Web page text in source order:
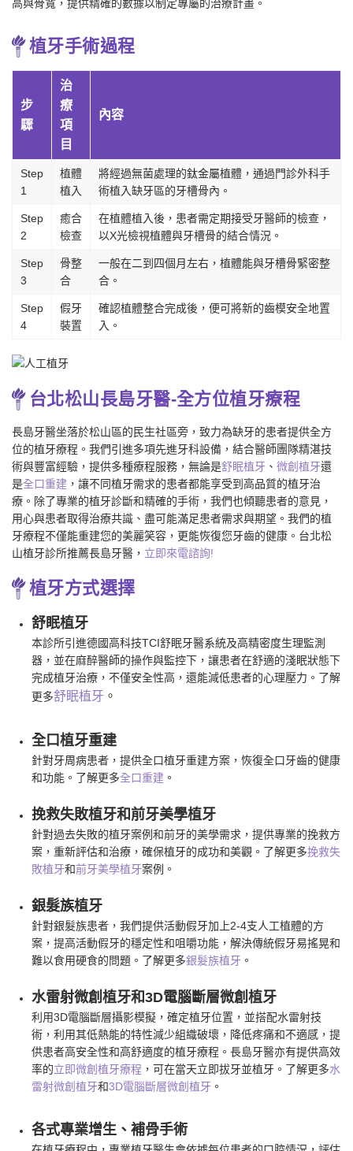
高與骨寬，提供精確的數據以制定專屬的治療計畫。
植牙手術過程
步
驟
治
療
項
目
內容
Step
1
植體
植入
將經過無菌處理的鈦金屬植體，通過門診外科手
術植入缺牙區的牙槽骨內。
Step
2
癒合
檢查
在植體植入後，患者需定期接受牙醫師的檢查，
以X光檢視植體與牙槽骨的結合情況。
Step
3
骨整
合
一般在二到四個月左右，植體能與牙槽骨緊密整
合。
Step
4
假牙
裝置
確認植體整合完成後，便可將新的齒模安全地置
入。
台北松山長島牙醫-全方位植牙療程
長島牙醫坐落於松山區的民生社區旁，致力為缺牙的患者提供全方
位的植牙療程。我們引進多項先進牙科設備，結合醫師團隊精湛技
術與豐富經驗，提供多種療程服務，無論是舒眠植牙 、 微創植牙還
是全口重建 ，讓不同植牙需求的患者都能享受到高品質的植牙治
療。除了專業的植牙診斷和精確的手術，我們也傾聽患者的意見，
用心與患者取得治療共識、盡可能滿足患者需求與期望。我們的植
牙療程不僅能重建您的美麗笑容，更能恢復您牙齒的健康。台北松
山植牙診所推薦長島牙醫， 立即來電諮詢!
植牙方式選擇
舒眠植牙
本診所引進德國高科技TCI舒眠牙醫系統及高精密度生理監測
器，並在麻醉醫師的操作與監控下，讓患者在舒適的淺眠狀態下
完成植牙治療，不僅安全性高，還能減低患者的心理壓力。了解
更多舒眠植牙 。
全口植牙重建
針對牙周病患者，提供全口植牙重建方案，恢復全口牙齒的健康
和功能。了解更多全口重建 。
挽救失敗植牙和前牙美學植牙
針對過去失敗的植牙案例和前牙的美學需求，提供專業的挽救方
案，重新評估和治療，確保植牙的成功和美觀。了解更多挽救失
敗植牙和前牙美學植牙案例。
銀髮族植牙
針對銀髮族患者，我們提供活動假牙加上2-4支人工植體的方
案，提高活動假牙的穩定性和咀嚼功能，解決傳統假牙易搖晃和
難以食用硬食的問題。了解更多銀髮族植牙 。
水雷射微創植牙和3D電腦斷層微創植牙
利用3D電腦斷層攝影模擬，確定植牙位置，並搭配水雷射技
術，利用其低熱能的特性減少組織破壞，降低疼痛和不適感，提
供患者高安全性和高舒適度的植牙療程。長島牙醫亦有提供高效
率的立即微創植牙療程 ，可在當天立即拔牙並植牙。了解更多水
雷射微創植牙和3D電腦斷層微創植牙 。
各式專業增生、補骨手術